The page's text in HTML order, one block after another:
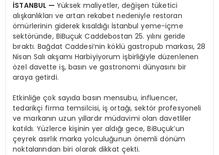
İSTANBUL —Yüksek maliyetler, değişen tüketici
alışkanlıkları ve artan rekabet nedeniyle restoran
ömürlerinin giderek kısaldığı İstanbul yeme-içme
sektöründe, BiBuçuk Caddebostan 25. yılını geride
bıraktı. Bağdat Caddesi’nin köklü gastropub markası, 28
Nisan Salı akşamı Harbiyiyorum işbirliğiyle düzenlenen
özel davette iş, basın ve gastronomi dünyasını bir
araya getirdi.
Etkinliğe çok sayıda basın mensubu, influencer,
tedarikçi firma temsilcisi, iş ortağı, sektör profesyoneli
ve markanın uzun yıllardır müdavimi olan davetliler
katıldı. Yüzlerce kişinin yer aldığı gece, BiBuçuk’un
çeyrek asırlık marka yolculuğunun önemli dönüm
noktalarından biri olarak dikkat çekti.